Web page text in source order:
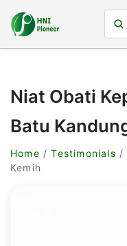
Niat Obati
Batu
Home /Testimonials /
Kemih